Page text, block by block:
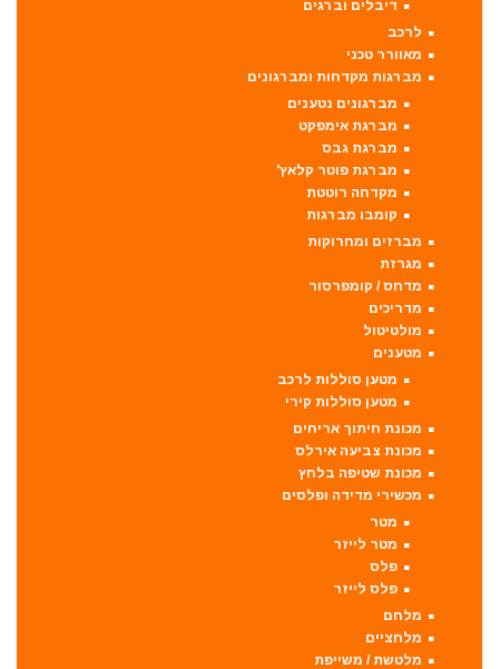
דיבלים וברגים
לרכב
מאוורר טכני
מברגות מקדחות ומברגונים
מברגונים נטענים
מברגת אימפקט
מברגת גבס
מברגת פוטר קלאץ'
מקדחה רוטטת
קומבו מברגות
מברזים ומחרוקות
מגרזת
מדחס / קומפרסור
מדריכים
מולטיטול
מטענים
מטען סוללות לרכב
מטען סוללות קירי
מכונת חיתוך אריחים
מכונת צביעה אירלס
מכונת שטיפה בלחץ
מכשירי מדידה ופלסים
מטר
מטר לייזר
פלס
פלס לייזר
מלחם
מלחציים
מלטשת / משייפת